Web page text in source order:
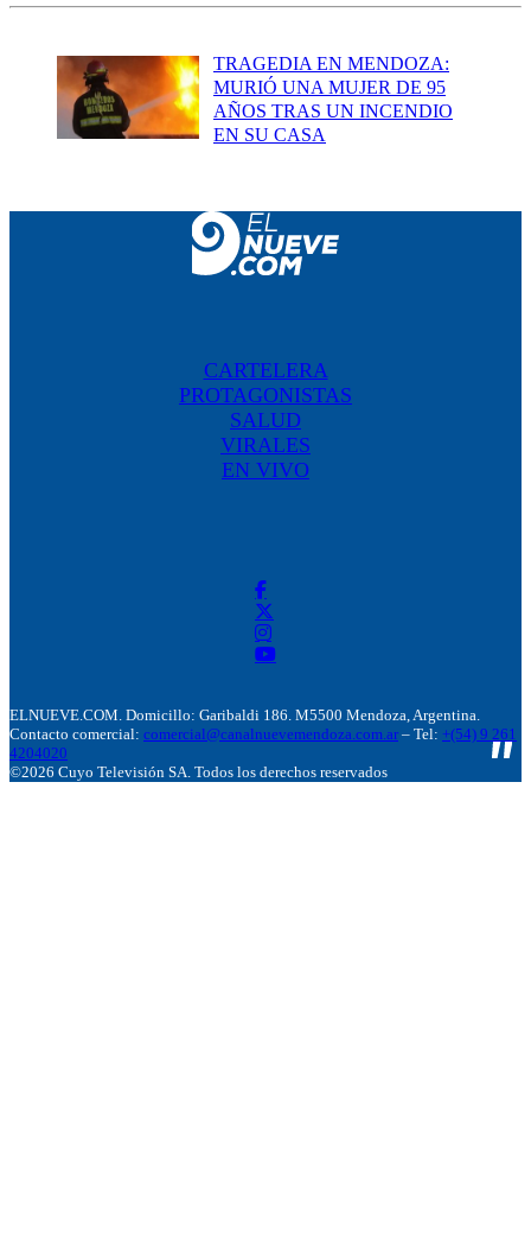
TRAGEDIA EN MENDOZA:
MURIÓ UNA MUJER DE 95
AÑOS TRAS UN INCENDIO
EN SU CASA
CARTELERA
PROTAGONISTAS
SALUD
VIRALES
EN VIVO
ELNUEVE.COM. Domicillo: Garibaldi 186. M5500 Mendoza, Argentina.
Contacto comercial: comercial@canalnuevemendoza.com.ar – Tel: +(54) 9 261
4204020
©2026 Cuyo Televisión SA. Todos los derechos reservados